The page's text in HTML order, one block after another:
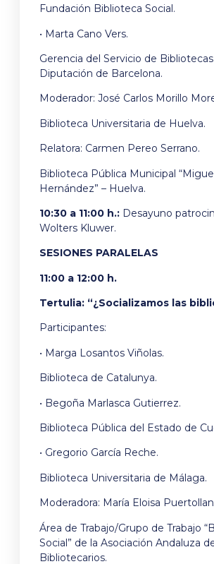
Fundación Biblioteca Social.
• Marta Cano Vers.
Gerencia del Servicio de
Diputación de Barcelona.
Moderador: José Carlos Morillo
Biblioteca Universitaria de Huelva.
Relatora: Carmen Pereo Serrano.
Biblioteca Pública Municipal
Hernández” – Huelva.
10:30 a 11:00 h.: Desayuno
Wolters Kluwer.
SESIONES PARALELAS
11:00 a 12:00 h.
Tertulia: “¿Socializamos las
Participantes:
• Marga Losantos Viñolas.
Biblioteca de Catalunya.
• Begoña Marlasca Gutierrez.
Biblioteca Pública del Estado de
• Gregorio García Reche.
Biblioteca Universitaria de Málaga.
Moderadora: María Eloisa
Área de Trabajo/Grupo de Trabajo
Social” de la Asociación Andaluza
Bibliotecarios.